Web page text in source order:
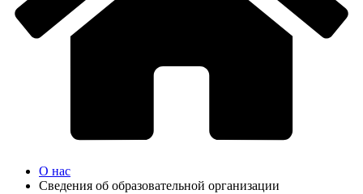
О нас
Сведения об образовательной организации